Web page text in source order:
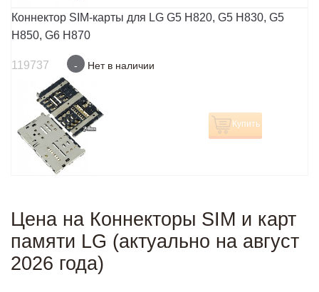
Коннектор SIM-карты для LG G5 H820, G5 H830, G5
H850, G6 H870
119737 - Нет в наличии
Купить
Цена на Коннекторы SIM и карт
памяти LG (актуально на август
2026 года)